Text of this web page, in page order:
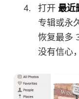
打开最近
专辑或永
恢复最多
没有信心